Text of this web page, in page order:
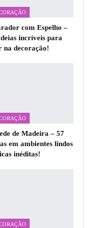
com Espelho –
incríveis para
na decoração!
de Madeira – 57
em ambientes lindos
inéditas!